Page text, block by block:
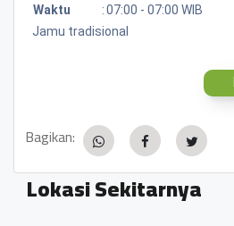
Waktu
:07:00 - 07:00 WIB
Jamu tradisional
Bagikan:
Lokasi Sekitarnya